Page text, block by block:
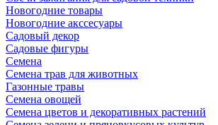
Новогодние товары
Новогодние акссесуары
Садовый декор
Садовые фигуры
Семена
Семена трав для животных
Газонные травы
Семена овощей
Семена цветов и декоративных растений